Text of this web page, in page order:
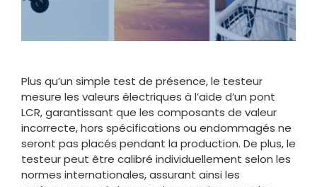
Plus qu’un simple test de présence, le testeur
mesure les valeurs électriques à l’aide d’un pont
LCR, garantissant que les composants de valeur
incorrecte, hors spécifications ou endommagés ne
seront pas placés pendant la production. De plus, le
testeur peut être calibré individuellement selon les
normes internationales, assurant ainsi les